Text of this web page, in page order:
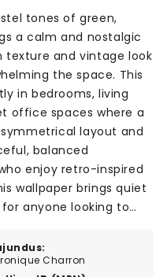
Charron
tones of green,
a calm and nostalgic
texture and vintage look
the space. This
in bedrooms, living
office spaces where a
layout and
balanced
enjoy retro-inspired
wallpaper brings quiet
anyone looking to